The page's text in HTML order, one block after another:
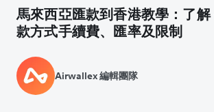
馬來西亞匯款到香港教學：了
款方式手續費、匯率及限制
Airwallex 編輯團隊